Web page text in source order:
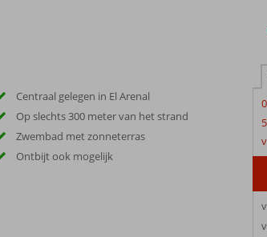
Centraal gelegen in El Arenal
Op slechts 300 meter van het strand
Zwembad met zonneterras
Ontbijt ook mogelijk